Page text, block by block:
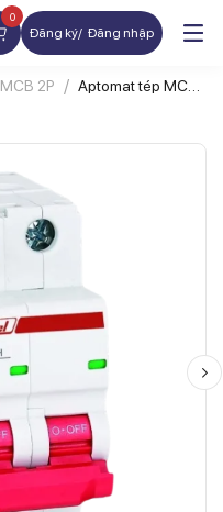
0
Đăng ký Đăng nhập
MCB 2P
Aptomat tép MCB